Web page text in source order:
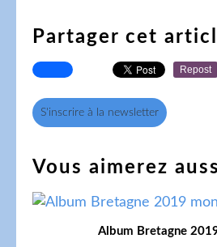
Partager cet
Repost
S'inscrire à la newsletter
Vous aimerez
Album Bretagne